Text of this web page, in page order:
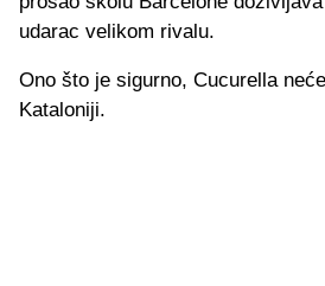
udarac velikom rivalu.
Ono što je sigurno, Cucurella
Kataloniji.